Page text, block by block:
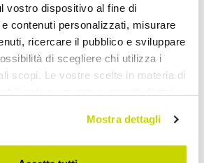
vostro dispositivo al fine di
contenuti personalizzati, misurare
ricercare il pubblico e sviluppare
di scegliere chi utilizza i
scopi. Le vostre scelte in materia di
il proprio consenso in qualsiasi
sui cookie o facendo clic
della privacy.
Mostra dettagli